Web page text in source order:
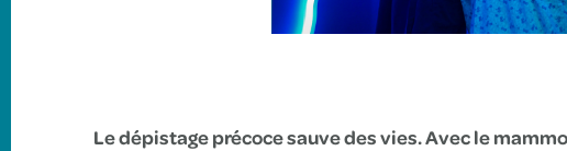
Le dépistage précoce sauve des vies. Avec le